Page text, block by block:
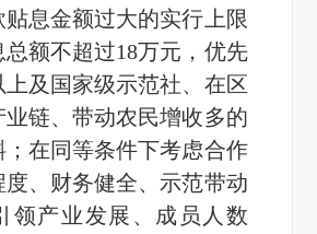
息金额过大的实行上限
额不超过18万元，优先
上及国家级示范社、在区
链、带动农民增收多的
在同等条件下考虑合作
、财务健全、示范带动
领产业发展、成员人数